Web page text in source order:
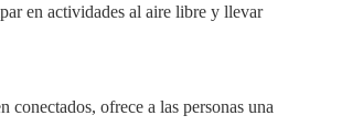
en actividades al aire libre y llevar
conectados, ofrece a las personas una